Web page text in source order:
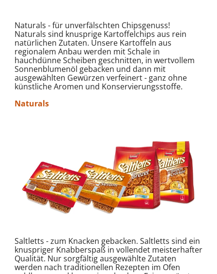
Naturals - für unverfälschten Chipsgenuss!
Naturals sind knusprige Kartoffelchips aus rein
natürlichen Zutaten. Unsere Kartoffeln aus
regionalem Anbau werden mit Schale in
hauchdünne Scheiben geschnitten, in wertvollem
Sonnenblumenöl gebacken und dann mit
ausgewählten Gewürzen verfeinert - ganz ohne
künstliche Aromen und Konservierungsstoffe.
Naturals
Saltletts - zum Knacken gebacken. Saltletts sind ein
knuspriger Knabberspaß in vollendet meisterhafter
Qualität. Nur sorgfältig ausgewählte Zutaten
werden nach traditionellen Rezepten im Ofen